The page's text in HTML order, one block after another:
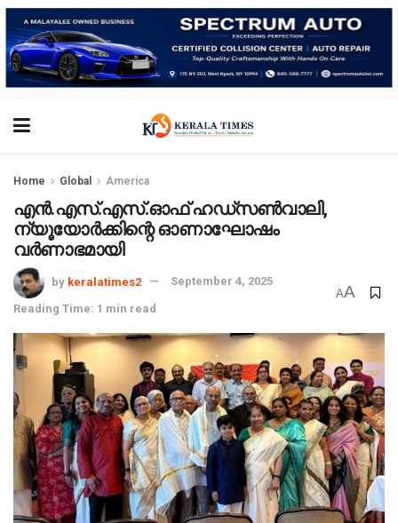
Home Global America
എൻ.എസ്.എസ്.ഓഫ് ഹഡ്സൺ‌വാലി,
ന്യൂയോർക്കിന്റെ ഓണാഘോഷം
വർണാഭമായി
by keralatimes2 September 4, 2025
Reading Time: 1 min read
AA